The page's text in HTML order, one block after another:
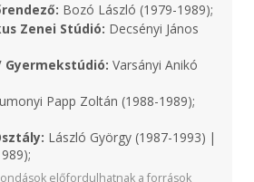
Bozó László (1979-1989);
Zenei Stúdió: Decsényi János
Gyermekstúdió: Varsányi Anikó
Papp Zoltán (1988-1989);
László György (1987-1993) |
előfordulhatnak a források